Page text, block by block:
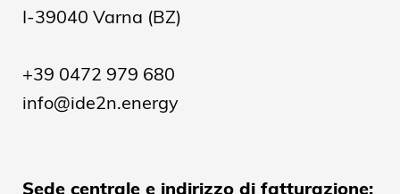
I-39040 Varna (BZ)
+39 0472 979 680
info@ide2n.energy
Sede centrale e indirizzo di fatturazione: